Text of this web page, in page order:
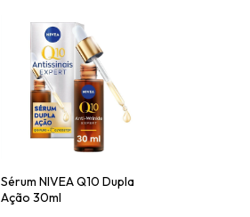
Sérum NIVEA Q10 Dupla
Ação 30ml